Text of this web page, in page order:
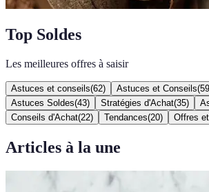
Top Soldes
Les meilleures offres à saisir
Astuces et conseils(62) Astuces et Conseils(59
Astuces Soldes(43) Stratégies d'Achat(35)
Conseils d'Achat(22) Tendances(20) Offres
Articles à la une